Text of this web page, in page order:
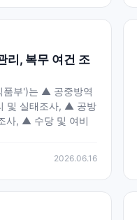
리, 복무 여건 조
품부')는 ▲ 공중방역
및 실태조사, ▲ 공방
사, ▲ 수당 및 여비
2026.06.16